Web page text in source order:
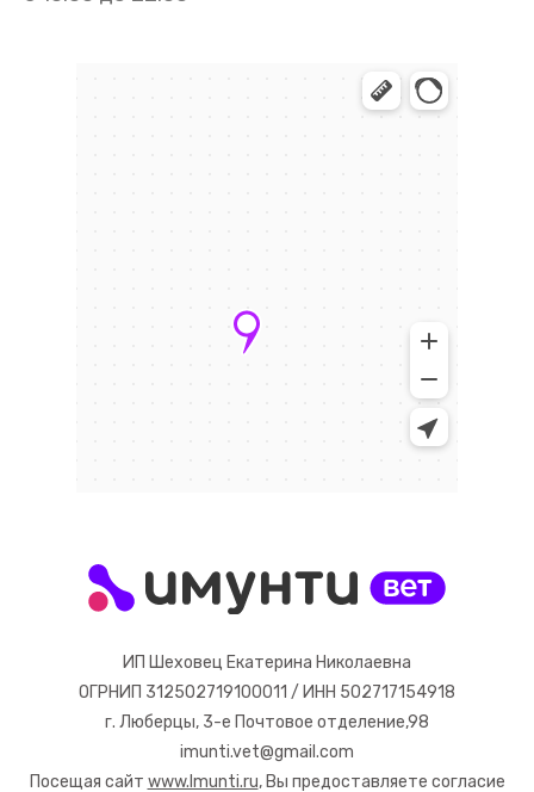
ИП Шеховец Екатерина Николаевна
ОГРНИП 312502719100011 / ИНН 502717154918
г. Люберцы, 3-е Почтовое отделение,98
imunti.vet@gmail.com
Посещая сайт www.Imunti.ru, Вы предоставляете согласие